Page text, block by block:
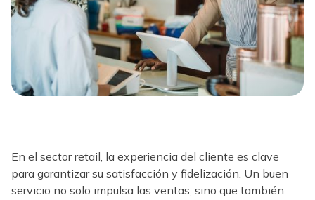
En el sector retail, la experiencia del cliente es clave
para garantizar su satisfacción y fidelización. Un buen
servicio no solo impulsa las ventas, sino que también